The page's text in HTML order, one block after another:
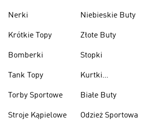
Nerki
Krótkie Topy
Bomberki
Tank Topy
Torby Sportowe
Stroje Kąpielowe
Niebieskie Buty
Złote Buty
Stopki
Kurtki
Białe Buty
Odzież Sportowa